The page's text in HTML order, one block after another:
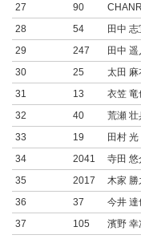
27
90
28
54 田中 志
29
247 田中 遥
30
25 太田 麻
31
13 衣笠 竜
32
40 荒瀬 壮
33
19 田村 光
34
2041 寺田 悠
35
2017 木家 勝
36
37 今井 達
37
105 濱野 幸